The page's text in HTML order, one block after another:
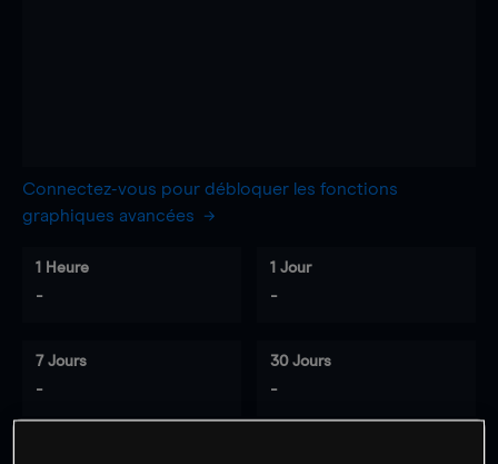
Connectez-vous pour débloquer les fonctions
graphiques avancées
1 Heure
-
1 Jour
-
7 Jours
-
30 Jours
-